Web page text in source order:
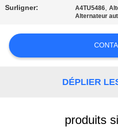
UNE
PLAN
POLITIQUE
Surligner: A4TU5486,
Alternateur
DÉPLIER
produits